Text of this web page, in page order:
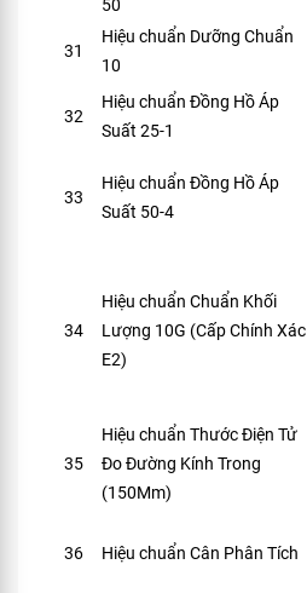
50
31
Hiệu chuẩn Dưỡng Chuẩn
10
32
Hiệu chuẩn Đồng Hồ Áp
Suất 25-1
33
Hiệu chuẩn Đồng Hồ Áp
Suất 50-4
34
Hiệu chuẩn Chuẩn Khối
Lượng 10G (Cấp Chính Xác
E2)
35
Hiệu chuẩn Thước Điện Tử
Đo Đường Kính Trong
(150Mm)
36 Hiệu chuẩn Cân Phân Tích